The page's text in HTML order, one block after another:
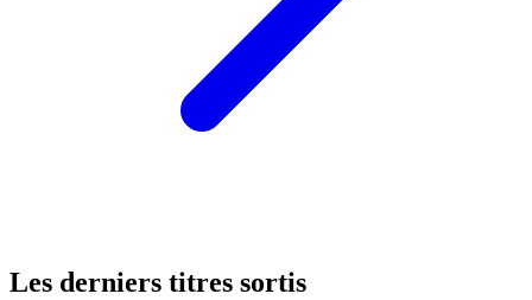
Les derniers titres sortis